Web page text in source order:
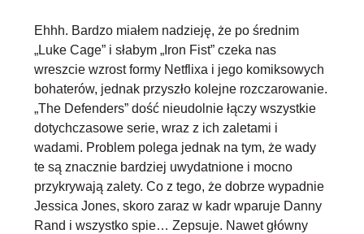
Ehhh. Bardzo miałem nadzieję, że po średnim
„Luke Cage” i słabym „Iron Fist” czeka nas
wreszcie wzrost formy Netflixa i jego komiksowych
bohaterów, jednak przyszło kolejne rozczarowanie.
„The Defenders” dość nieudolnie łączy wszystkie
dotychczasowe serie, wraz z ich zaletami i
wadami. Problem polega jednak na tym, że wady
te są znacznie bardziej uwydatnione i mocno
przykrywają zalety. Co z tego, że dobrze wypadnie
Jessica Jones, skoro zaraz w kadr wparuje Danny
Rand i wszystko spie… Zepsuje. Nawet główny